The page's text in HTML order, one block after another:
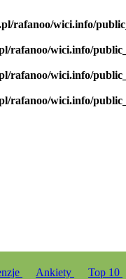
rafanoo/wici.info/
rafanoo/wici.info/
rafanoo/wici.info/
rafanoo/wici.info/
Ankiety Top 10